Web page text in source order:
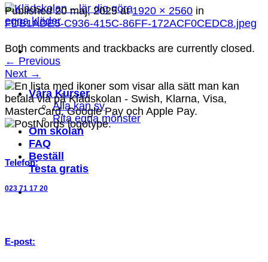
Våra Kurser
Alla kan sy
Rita egna mönster
Om skolan
FAQ
Beställ
Testa gratis
Published20 maj, 2025at1920 × 2560 in
FDB1ADE5-C936-415C-86FF-172ACF0CEDC8.jpeg
Both comments and trackbacks are currently closed.
← Previous
Next →
Telefon:
023 71 17 20
E-post: